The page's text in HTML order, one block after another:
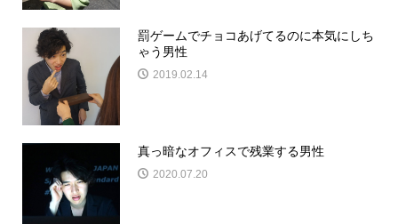
罰ゲームでチョコあげてるのに本気にしち
ゃう男性
2019.02.14
真っ暗なオフィスで残業する男性
2020.07.20